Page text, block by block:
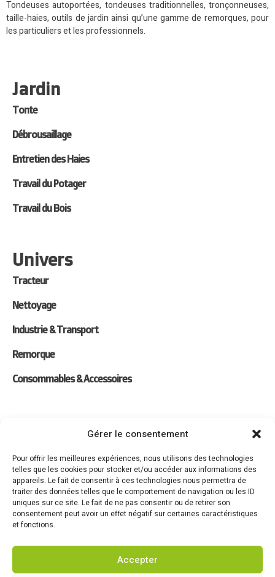
Gérer le consentement
Pour offrir les meilleures expériences, nous utilisons des technologies
telles que les cookies pour stocker et/ou accéder aux informations des
appareils. Le fait de consentir à ces technologies nous permettra de
traiter des données telles que le comportement de navigation ou les ID
uniques sur ce site. Le fait de ne pas consentir ou de retirer son
consentement peut avoir un effet négatif sur certaines caractéristiques
et fonctions.
Accepter
Tondeuses autoportées, tondeuses traditionnelles, tronçonneuses,
taille-haies, outils de jardin ainsi qu’une gamme de remorques, pour
les particuliers et les professionnels.
Jardin
Tonte
Débrousaillage
Entretien des Haies
Travail du Potager
Travail du Bois
Univers
Tracteur
Nettoyage
Industrie & Transport
Remorque
Consommables & Accessoires
Forfaits Entretien
Actualités
Recrutement
Contact